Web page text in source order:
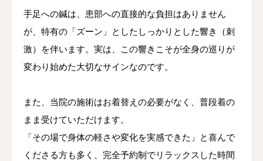
手足への鍼は、患部への直接的な負担はありません
が、特有の「ズーン」としたしっかりとした響き（刺
激）を伴います。実は、この響きこそが全身の巡りが
変わり始めた大切なサインなのです。
また、当院の施術はお着替えの必要がなく、普段着の
まま受けていただけます。
「その場で身体の軽さや変化を実感できた」と喜んで
くださる方も多く、完全予約制でリラックスした時間